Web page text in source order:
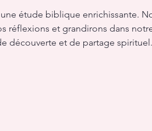
étude biblique enrichissante.
réflexions et grandirons dans
découverte et de partage